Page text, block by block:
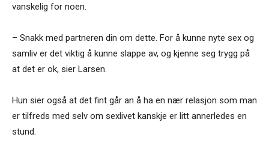
vanskelig for noen.
– Snakk med partneren din om dette. For å kunne nyte sex og
samliv er det viktig å kunne slappe av, og kjenne seg trygg på
at det er ok, sier Larsen.
Hun sier også at det fint går an å ha en nær relasjon som man
er tilfreds med selv om sexlivet kanskje er litt annerledes en
stund.